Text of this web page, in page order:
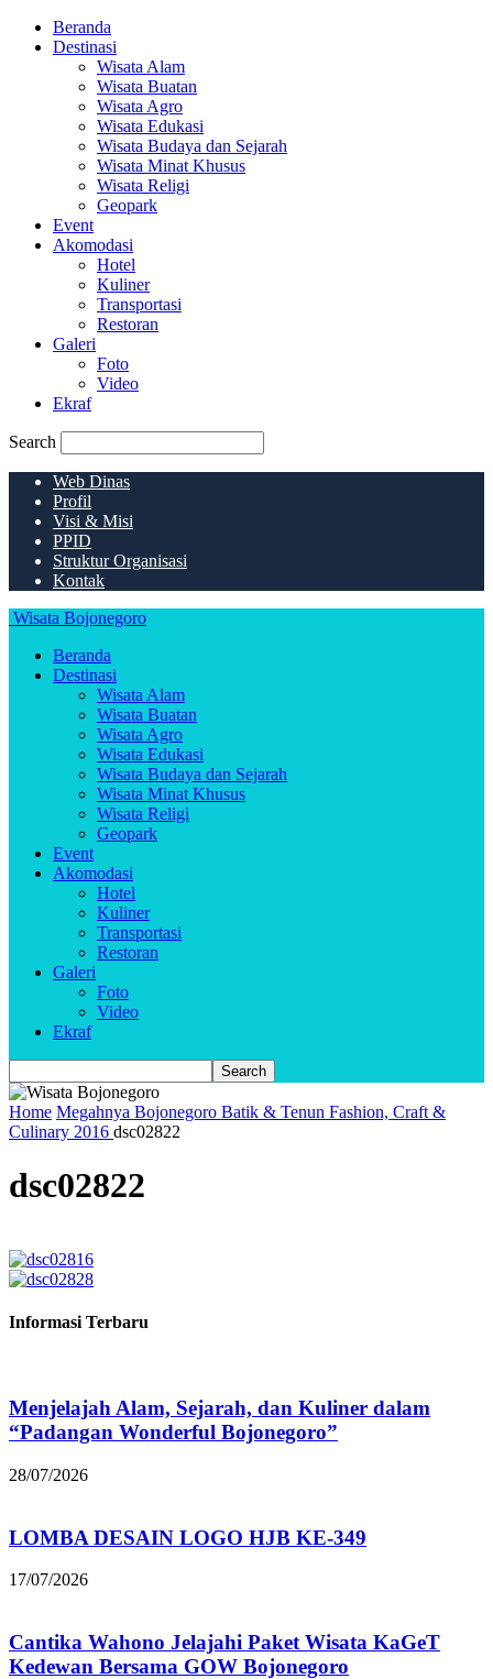
Beranda
Destinasi
Wisata Alam
Wisata Buatan
Wisata Agro
Wisata Edukasi
Wisata Budaya dan Sejarah
Wisata Minat Khusus
Wisata Religi
Geopark
Event
Akomodasi
Hotel
Kuliner
Transportasi
Restoran
Galeri
Foto
Video
Ekraf
Search
Web Dinas
Profil
Visi & Misi
PPID
Struktur Organisasi
Kontak
Wisata Bojonegoro
Beranda
Destinasi
Wisata Alam
Wisata Buatan
Wisata Agro
Wisata Edukasi
Wisata Budaya dan Sejarah
Wisata Minat Khusus
Wisata Religi
Geopark
Event
Akomodasi
Hotel
Kuliner
Transportasi
Restoran
Galeri
Foto
Video
Ekraf
Home Megahnya Bojonegoro Batik & Tenun Fashion, Craft &
Culinary 2016 dsc02822
dsc02822
Informasi Terbaru
Menjelajah Alam, Sejarah, dan Kuliner dalam
“Padangan Wonderful Bojonegoro”
28/07/2026
LOMBA DESAIN LOGO HJB KE-349
17/07/2026
Cantika Wahono Jelajahi Paket Wisata KaGeT
Kedewan Bersama GOW Bojonegoro